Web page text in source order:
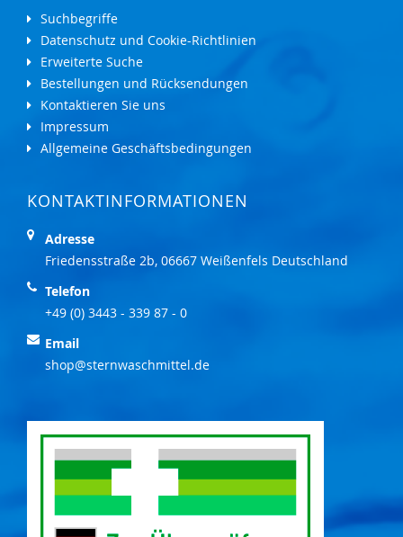
Suchbegriffe
Datenschutz und Cookie-Richtlinien
Erweiterte Suche
Bestellungen und Rücksendungen
Kontaktieren Sie uns
Impressum
Allgemeine Geschäftsbedingungen
KONTAKTINFORMATIONEN
Adresse
Friedensstraße 2b, 06667 Weißenfels Deutschland
Telefon
+49 (0) 3443 - 339 87 - 0
Email
shop@sternwaschmittel.de